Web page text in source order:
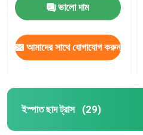
ভালো দাম
আমাদের সাথে যোগাযোগ করুন
ইস্পাত ছাদ ট্রাস (29)